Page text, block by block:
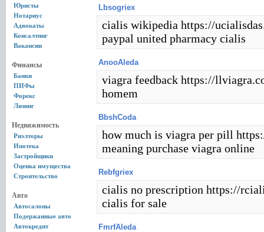
Юристы
Нотариус
Адвокаты
Консалтинг
Вакансии
Финансы
Банки
ПИФы
Форекс
Лизинг
Недвижимость
Риэлторы
Ипотека
Застройщики
Оценка имущества
Строительство
Авто
Автосалоны
Подержанные авто
Автокредит
Lbsogriex
cialis wikipedia https://
paypal united pharmacy cialis
AnooAleda
viagra feedback https://
homem
BbshCoda
how much is viagra per pill
meaning purchase viagra online
Rebfgriex
cialis no prescription https://
cialis for sale
FmrfAleda